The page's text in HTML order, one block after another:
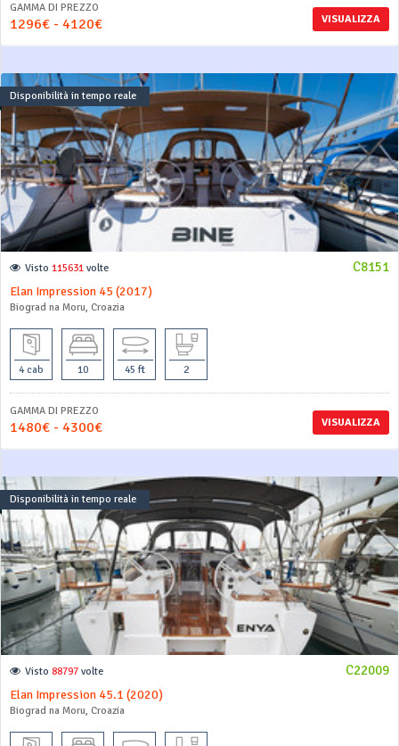
VISUALIZZA
GAMMA DI PREZZO
1296€ - 4120€
Disponibilità in tempo reale
C8151
Visto 115631 volte
Elan Impression 45 (2017)
Biograd na Moru, Croazia
4 cab 10 45 ft 2
VISUALIZZA
GAMMA DI PREZZO
1480€ - 4300€
Disponibilità in tempo reale
C22009
Visto 88797 volte
Elan Impression 45.1 (2020)
Biograd na Moru, Croazia